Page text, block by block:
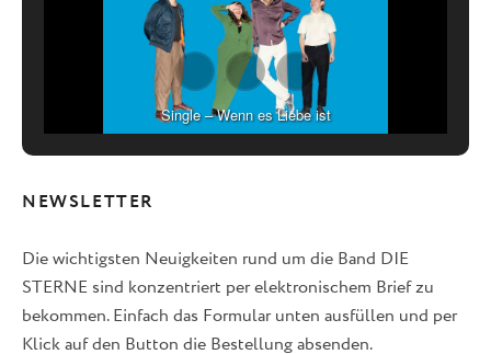
Single – Wenn es Liebe ist
NEWSLETTER
Die wichtigsten Neuigkeiten rund um die Band DIE
STERNE sind konzentriert per elektronischem Brief zu
bekommen. Einfach das Formular unten ausfüllen und per
Klick auf den Button die Bestellung absenden.